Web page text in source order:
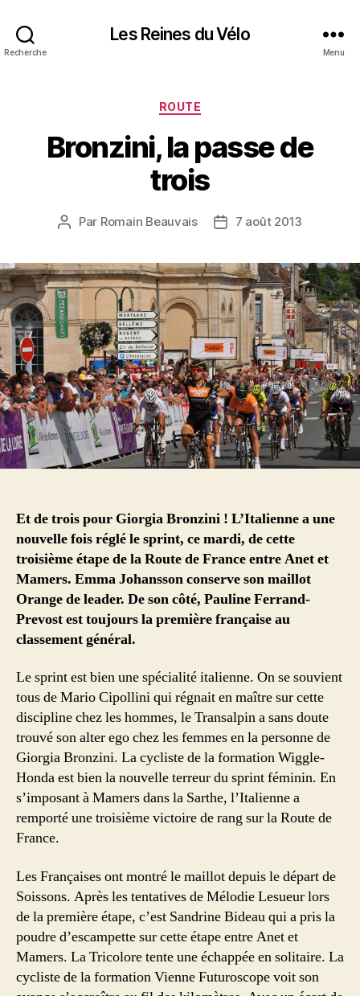
Recherche
Les Reines du Vélo
Menu
Catégories
ROUTE
Bronzini, la passe de
trois
Auteur
Par Romain Beauvais
Date7 août 2013
Et de trois pour Giorgia Bronzini ! L’Italienne a une
nouvelle fois réglé le sprint, ce mardi, de cette
troisième étape de la Route de France entre Anet et
Mamers. Emma Johansson conserve son maillot
Orange de leader. De son côté, Pauline Ferrand-
Prevost est toujours la première française au
classement général.
Le sprint est bien une spécialité italienne. On se souvient
tous de Mario Cipollini qui régnait en maître sur cette
discipline chez les hommes, le Transalpin a sans doute
trouvé son alter ego chez les femmes en la personne de
Giorgia Bronzini. La cycliste de la formation Wiggle-
Honda est bien la nouvelle terreur du sprint féminin. En
s’imposant à Mamers dans la Sarthe, l’Italienne a
remporté une troisième victoire de rang sur la Route de
France.
Les Françaises ont montré le maillot depuis le départ de
Soissons. Après les tentatives de Mélodie Lesueur lors
de la première étape, c’est Sandrine Bideau qui a pris la
poudre d’escampette sur cette étape entre Anet et
Mamers. La Tricolore tente une échappée en solitaire. La
cycliste de la formation Vienne Futuroscope voit son